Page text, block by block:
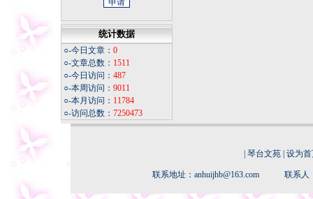
统计数据
○-今日文章： 0
○-文章总数： 1511
○-今日访问： 487
○-本周访问： 9011
○-本月访问： 11784
○-访问总数： 7250473
琴台文苑 设为
联系地址：anhuijhb@163.com 联系人